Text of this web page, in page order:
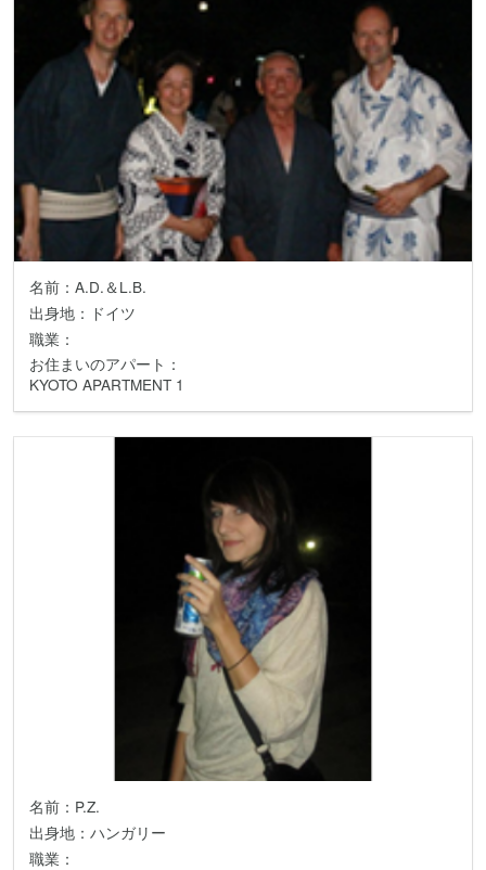
名前：A.D.＆L.B.
出身地：ドイツ
職業：
お住まいのアパート：
KYOTO APARTMENT 1
名前：P.Z.
出身地：ハンガリー
職業：